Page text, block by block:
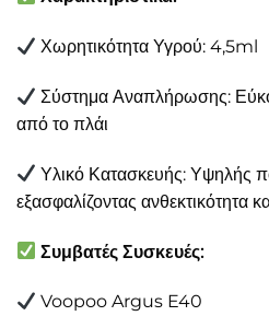
Χωρητικότητα Υγρού: 4,5ml
Σύστημα Αναπλήρωσης:
από το πλάι
Υλικό Κατασκευής: Υψηλής
εξασφαλίζοντας ανθεκτικότητα
Συμβατές Συσκευές:
Voopoo Argus E40